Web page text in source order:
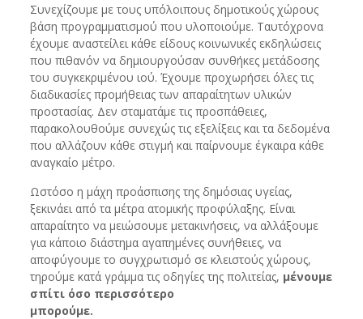
Συνεχίζουμε με τους υπόλοιπους δημοτικούς χώρους
βάση προγραμματισμού που υλοποιούμε. Ταυτόχρονα
έχουμε αναστείλει κάθε είδους κοινωνικές εκδηλώσεις
που πιθανόν να δημιουργούσαν συνθήκες μετάδοσης
του συγκεκριμένου ιού. Έχουμε προχωρήσει όλες τις
διαδικασίες προμήθειας των απαραίτητων υλικών
προστασίας. Δεν σταματάμε τις προσπάθειες,
παρακολουθούμε συνεχώς τις εξελίξεις και τα δεδομένα
που αλλάζουν κάθε στιγμή και παίρνουμε έγκαιρα κάθε
αναγκαίο μέτρο.
Ωστόσο η μάχη προάσπισης της δημόσιας υγείας,
ξεκινάει από τα μέτρα ατομικής προφύλαξης. Είναι
απαραίτητο να μειώσουμε μετακινήσεις, να αλλάξουμε
για κάποιο διάστημα αγαπημένες συνήθειες, να
αποφύγουμε το συγχρωτισμό σε κλειστούς χώρους,
τηρούμε κατά γράμμα τις οδηγίες της πολιτείας, μένουμε
σπίτι όσο περισσότερο
μπορούμε.